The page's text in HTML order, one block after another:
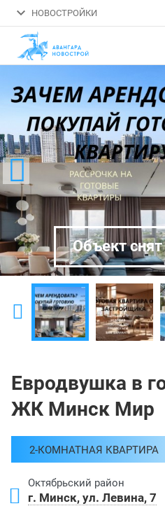
НОВОСТРОЙКИ
Объект
Евродвушка в
ЖК Минск Мир
2-КОМНАТНАЯ КВАРТИРА
Октябрьский район
г. Минск, ул. Левина, 7